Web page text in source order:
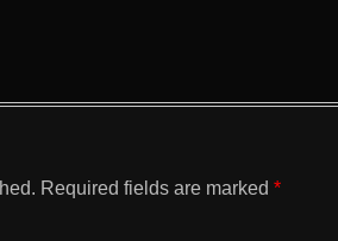
Required fields are marked *